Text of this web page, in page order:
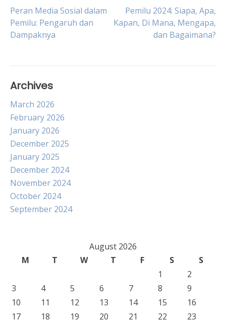
Post
navigation
Peran Media Sosial dalam
Pemilu: Pengaruh dan
Dampaknya
Pemilu 2024: Siapa, Apa,
Kapan, Di Mana, Mengapa,
dan Bagaimana?
Archives
March 2026
February 2026
January 2026
December 2025
January 2025
December 2024
November 2024
October 2024
September 2024
August 2026
M
T W T F S
S
1
2
3
4 5 6 7 8
9
10
11 12 13 14 15
16
17
18 19 20 21 22
23